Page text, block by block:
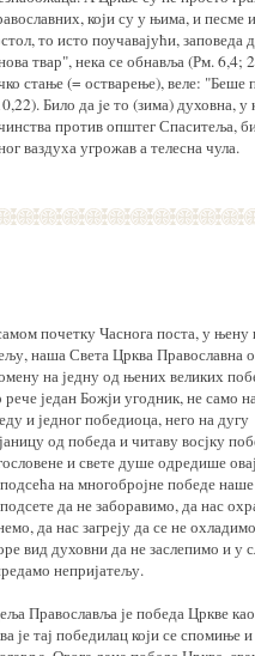
који су у њима, и песме и
то исто поучавајући, заповеда
твар", нека се обнавља (Рм. 6,4;
стање (= остварење), веле: "Беше
Било да je то (зима) духовна, у
против општег Спаситеља,
ваздуха угрожав а телесна чула.
почетку Часнога поста, у њену
наша Света Црква Православна
на једну од њених великих
рече један Божји угодник, не само
и једног победиоца, него на дугу
од победа и читаву восјку
и свете душе одредише
на многобројне победе
да не заборавимо, да нас
да нас загреју да се не
вид духовни да не заслепимо и у
непријатељу.
Православља је победа Цркве
је тај победилац који се спомиње и